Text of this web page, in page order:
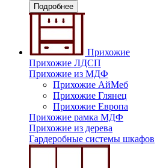
Подробнее
Прихожие
Прихожие ЛДСП
Прихожие из МДФ
Прихожие АйМеб
Прихожие Глянец
Прихожие Европа
Прихожие рамка МДФ
Прихожие из дерева
Гардеробные системы шкафов